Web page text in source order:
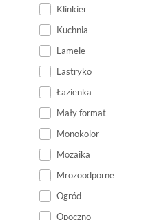
Klinkier
Kuchnia
Lamele
Lastryko
Łazienka
Mały format
Monokolor
Mozaika
Mrozoodporne
Ogród
Opoczno